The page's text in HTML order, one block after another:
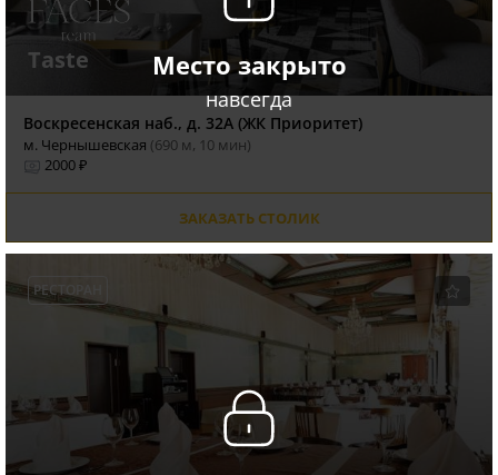
Место закрыто
навсегда
Taste
Воскресенская наб., д. 32А (ЖК Приоритет)
м. Чернышевская (690 м, 10 мин)
2000 ₽
ЗАКАЗАТЬ СТОЛИК
РЕСТОРАН